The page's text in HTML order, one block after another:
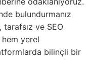
bulundurmanız
ve SEO
yerel
bilinçli bir